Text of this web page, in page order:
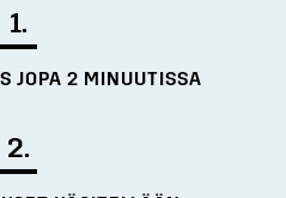
1.
JOPA 2 MINUUTISSA
2.